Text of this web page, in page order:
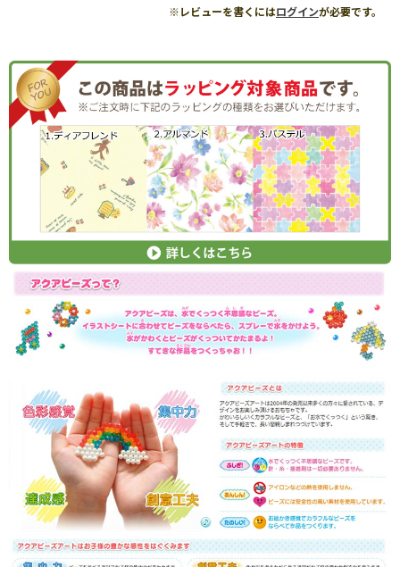
※レビューを書くにはログインが必要です。